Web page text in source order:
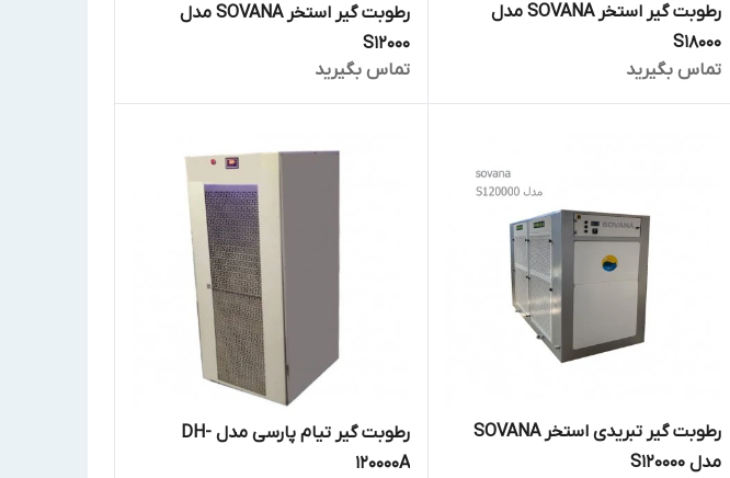
رطوبت گیر استخر SOVANA مدل
S18000
تماس بگیرید
رطوبت گیر استخر SOVANA مدل
S12000
تماس بگیرید
رطوبت گیر تبریدی استخر SOVANA
مدل S120000
رطوبت گیر تیام پارسی مدل DH-
120000A